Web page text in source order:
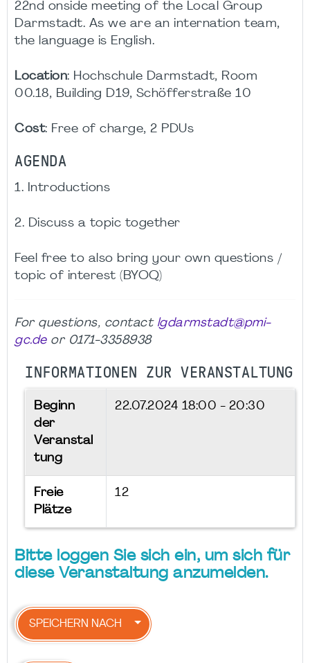
22nd onside meeting of the Local Group
Darmstadt. As we are an internation team,
the language is English.
Location: Hochschule Darmstadt, Room
00.18, Building D19, Schöfferstraße 10
Cost: Free of charge, 2 PDUs
AGENDA
1. Introductions
2. Discuss a topic together
Feel free to also bring your own questions /
topic of interest (BYOQ)
For questions, contact lgdarmstadt@pmi-
gc.deor 0171-3358938
INFORMATIONEN ZUR VERANSTALTUNG
Beginn
der
Veranstal
tung
22.07.2024 18:00 - 20:30
Freie
Plätze
12
Bitte loggen Sie sich ein, um sich für
diese Veranstaltung anzumelden.
SPEICHERN NACH